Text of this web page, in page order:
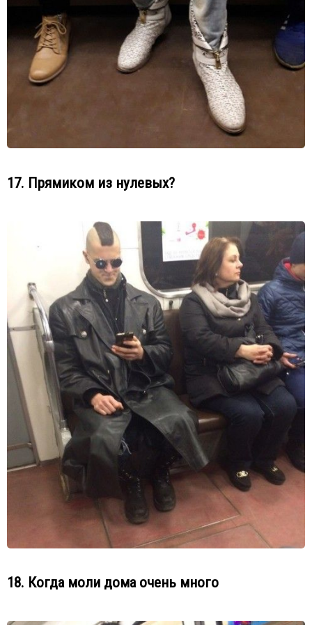
17. Прямиком из нулевых?
18. Когда моли дома очень много